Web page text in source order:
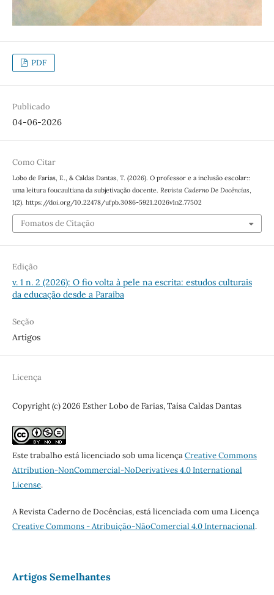
PDF
Publicado
04-06-2026
Como Citar
Lobo de Farias, E., & Caldas Dantas, T. (2026). O professor e a inclusão escolar::
uma leitura foucaultiana da subjetivação docente. Revista Caderno De Docências
1(2). https://doi.org/10.22478/ufpb.3086-5921.2026v1n2.77502
Fomatos de Citação
Edição
v. 1 n. 2 (2026): O fio volta à pele na escrita: estudos culturais
da educação desde a Paraíba
Seção
Artigos
Licença
Copyright (c) 2026 Esther Lobo de Farias, Taísa Caldas Dantas
Este trabalho está licenciado sob uma licençaCreative Commons
Attribution-NonCommercial-NoDerivatives 4.0 International
License.
A Revista Caderno de Docências, está licenciada com uma Licença
Creative Commons - Atribuição-NãoComercial 4.0 Internacional.
Artigos Semelhantes